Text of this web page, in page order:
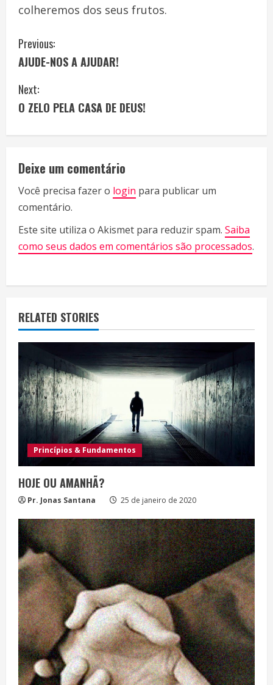
colheremos dos seus frutos.
C
o
n
n
u
e
R
d
i
n
g
Previous:
AJUDE-NOS A AJUDAR!
Next:
O ZELO PELA CASA DE DEUS!
Deixe um comentário
Você precisa fazer o login para publicar um
comentário.
Este site utiliza o Akismet para reduzir spam. Saiba
como seus dados em comentários são processados.
RELATED STORIES
Princípios & Fundamentos
HOJE OU AMANHÃ?
Pr. Jonas Santana 25 de janeiro de 2020